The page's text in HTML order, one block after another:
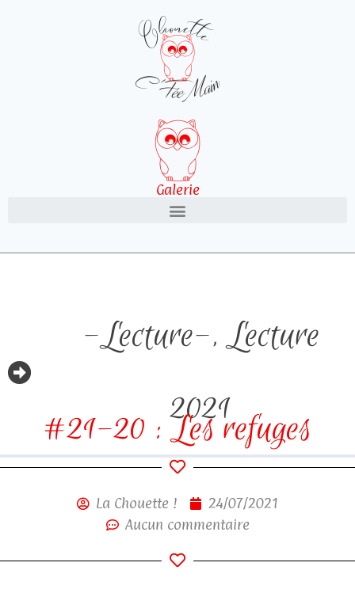
Galerie
-Lecture-,Lecture
2021
#21-20 : Les refuges
La Chouette !
24/07/2021
Aucun commentaire